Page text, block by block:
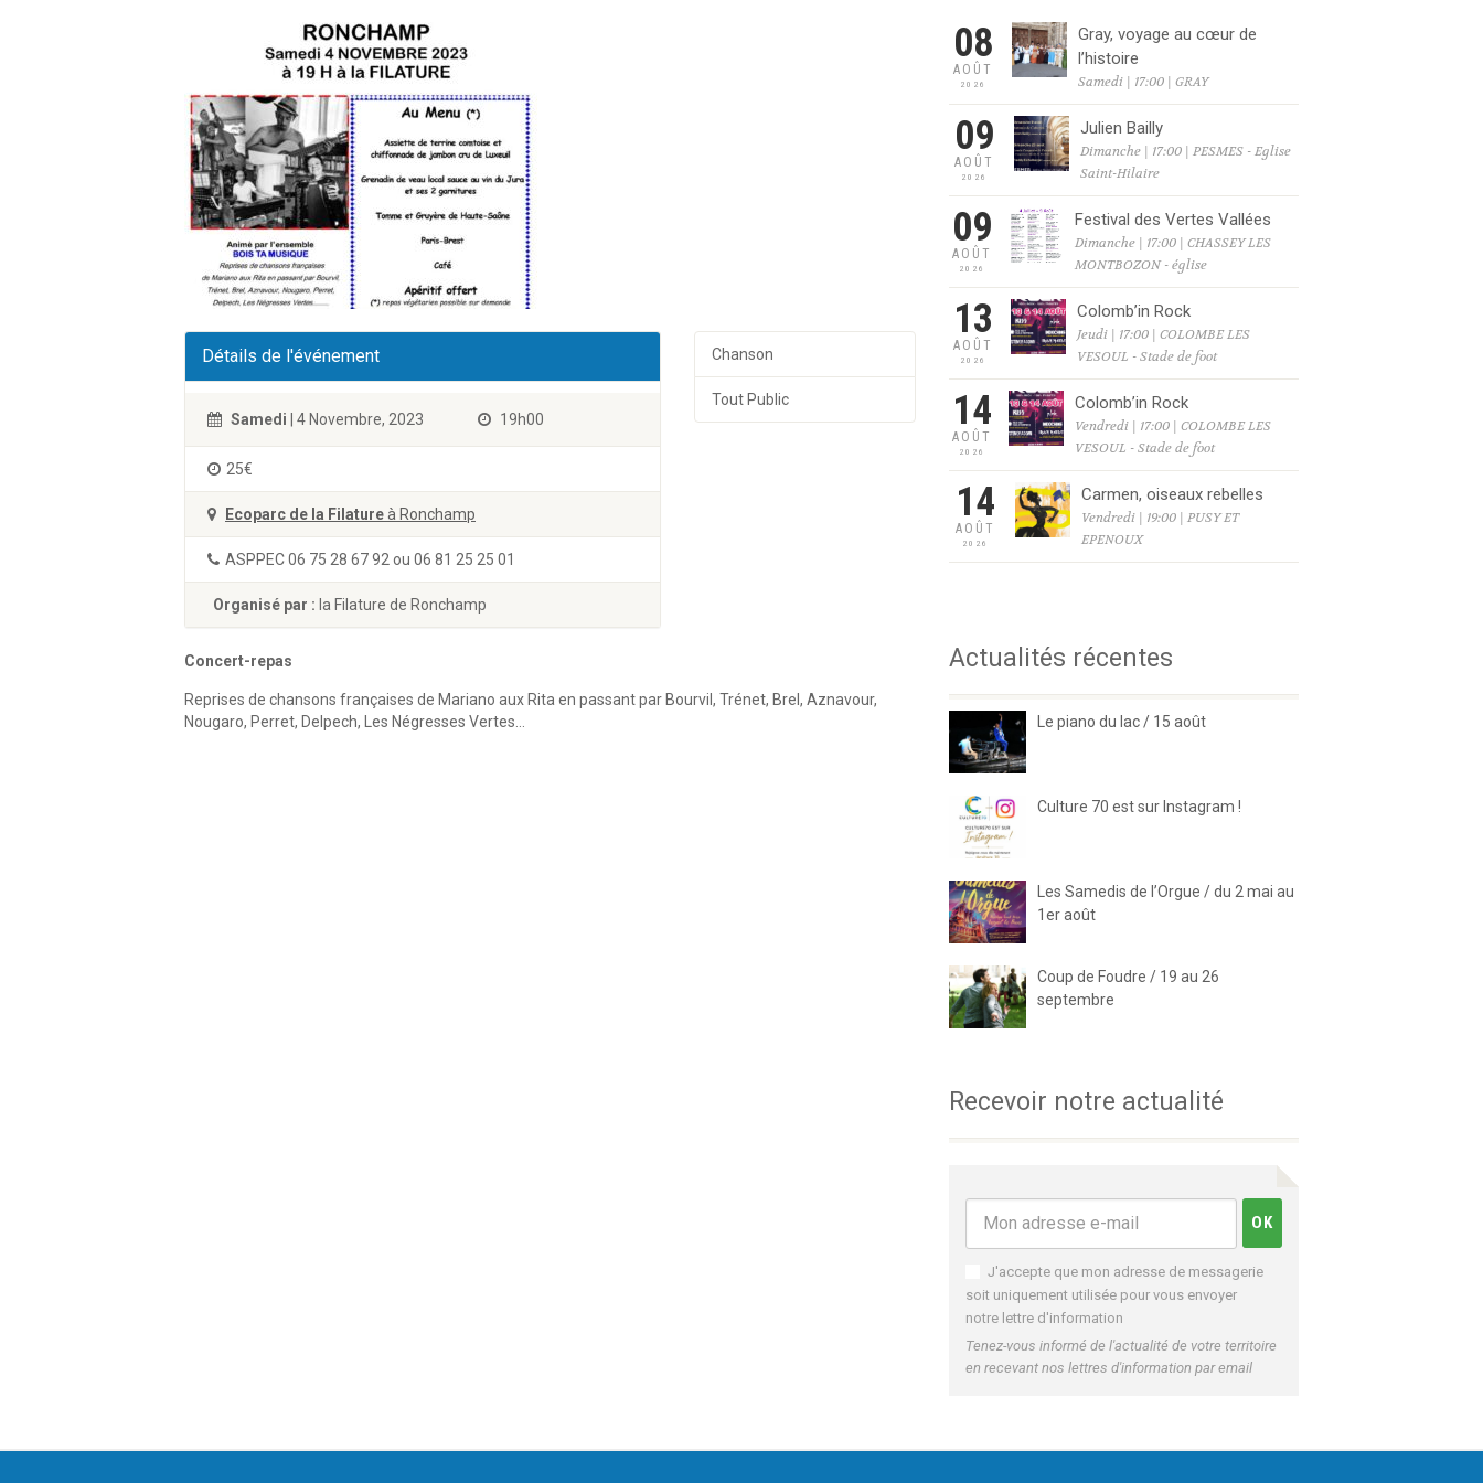
Détails de l'événement
Samedi | 4 Novembre, 2023 19h00
25€
Ecoparc de la Filatureà Ronchamp
ASPPEC 06 75 28 67 92 ou 06 81 25 25 01
Organisé par : la Filature de Ronchamp
Chanson
Tout Public
Concert-repas
Reprises de chansons françaises de Mariano aux Rita en passant par Bourvil, Trénet, Brel, Aznavour,
Nougaro, Perret, Delpech, Les Négresses Vertes…
08
AOÛT
2026
Gray, voyage au cœur de
l’histoire
Samedi | 17:00 | GRAY
09
AOÛT
2026
Julien Bailly
Dimanche | 17:00 | PESMES - Eglise
Saint-Hilaire
09
AOÛT
2026
Festival des Vertes Vallées
Dimanche | 17:00 | CHASSEY LES
MONTBOZON - église
13
AOÛT
2026
Colomb’in Rock
Jeudi | 17:00 | COLOMBE LES
VESOUL - Stade de foot
14
AOÛT
2026
Colomb’in Rock
Vendredi | 17:00 | COLOMBE LES
VESOUL - Stade de foot
14
AOÛT
2026
Carmen, oiseaux rebelles
Vendredi | 19:00 | PUSY ET
EPENOUX
Actualités récentes
Le piano du lac / 15 août
Culture 70 est sur Instagram !
Les Samedis de l’Orgue / du 2 mai au
1er août
Coup de Foudre / 19 au 26
septembre
Recevoir notre actualité
J'accepte que mon adresse de messagerie
soit uniquement utilisée pour vous envoyer
notre lettre d'information
Tenez-vous informé de l'actualité de votre territoire
en recevant nos lettres d'information par email